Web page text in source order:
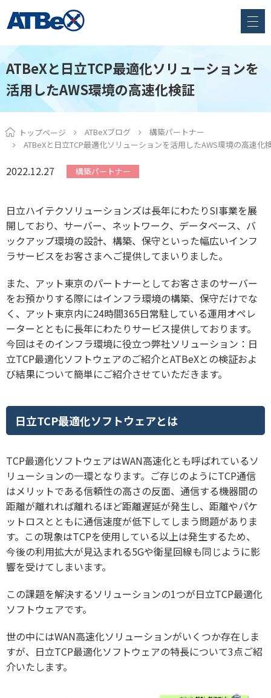
ATBeXと日立TCP最適化ソリューションを
活用したAWS環境の高速化検証
トップページ ATBeXブログ
構築パートナー
ATBeXと日立TCP最適化ソリューションを活用したAWS環境の高速化
2022.12.27 構築パートナー
日立ハイテクソリューションズは長年にわたりSI事業を展
開しており、サーバー、ネットワーク、データベース、バ
ックアップ環境の設計、構築、保守といった幅広いインフ
ラサービスをお客さまへご提供してまいりました。
また、アット東京のパートナーとしてお客さまのサーバー
をお預かりする際にはインフラ環境の構築、保守だけでな
く、アット東京内に24時間365日常駐している運用オペレ
ーターとともに長年にわたりサービス提供しております。
今回はそのインフラ環境に役立つ弊社ソリューション：日
立TCP最適化ソフトウェアのご紹介とATBeXとの検証およ
び結果について簡単にご紹介させていただきます。
日立TCP最適化ソフトウェアとは
TCP最適化ソフトウェアはWAN高速化とも呼ばれているソ
リューションの一環となります。ご存じのようにTCP通信
はメリットである信頼性の高さの反面、通信する機器間の
距離が離れれば離れるほど距離遅延が発生し、距離やパケ
ットロスとともに通信速度が低下してしまう問題がありま
す。この現象はTCPを使用している以上は発生するため、
今後の利用拡大が見込まれる5Gや衛星回線も同じように影
響を受けてしまいます。
この課題を解決するソリューションの1つが日立TCP最適化
ソフトウェアです。
世の中にはWAN高速化ソリューションがいくつか存在しま
すが、日立TCP最適化ソフトウェアの特長について3点ご紹
介いたします。